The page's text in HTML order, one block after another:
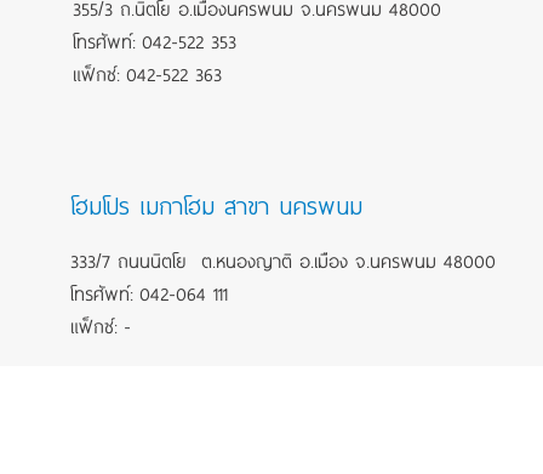
355/3 ถ.นิตโย อ.เมืองนครพนม จ.นครพนม 48000
โทรศัพท์: 042-522 353
แฟ็กซ์: 042-522 363
โฮมโปร เมกาโฮม สาขา นครพนม
333/7 ถนนนิตโย ต.หนองญาติ อ.เมือง จ.นครพนม 48000
โทรศัพท์: 042-064 111
แฟ็กซ์: -